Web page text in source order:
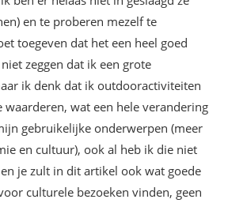
en te proberen mezelf te
toegeven dat het een heel goed
zeggen dat ik een grote
ik denk dat ik outdooractiviteiten
waarderen, wat een hele verandering
gebruikelijke onderwerpen (meer
en cultuur), ook al heb ik die niet
je zult in dit artikel ook wat goede
culturele bezoeken vinden, geen